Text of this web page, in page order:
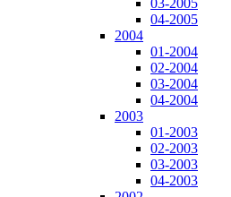
03-2005
04-2005
2004
01-2004
02-2004
03-2004
04-2004
2003
01-2003
02-2003
03-2003
04-2003